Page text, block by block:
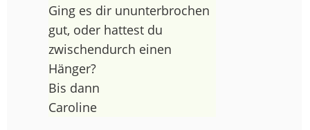
Ging es dir ununterbrochen
gut, oder hattest du
zwischendurch einen
Hänger?
Bis dann
Caroline